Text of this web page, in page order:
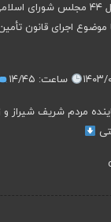
اجرای سیاست های اصل ۴۴ مجلس
اجرای قانون
ساعت: ۱۴/۴۵
مردم شریف شیراز و